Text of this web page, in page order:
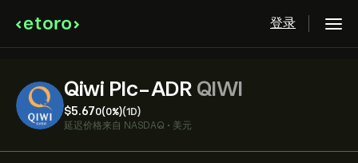
登录
Qiwi Plc-ADR QIWI
‎$‎5.670(0%)(1D)
延迟价格来自 NASDAQ • 美元